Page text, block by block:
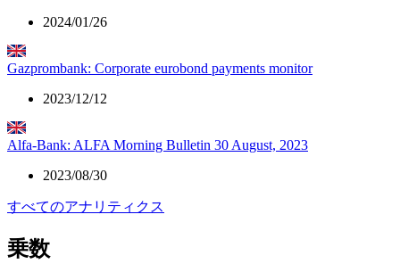
2024/01/26
Gazprombank: Corporate eurobond payments monitor
2023/12/12
Alfa-Bank: ALFA Morning Bulletin 30 August, 2023
2023/08/30
すべてのアナリティクス
乗数